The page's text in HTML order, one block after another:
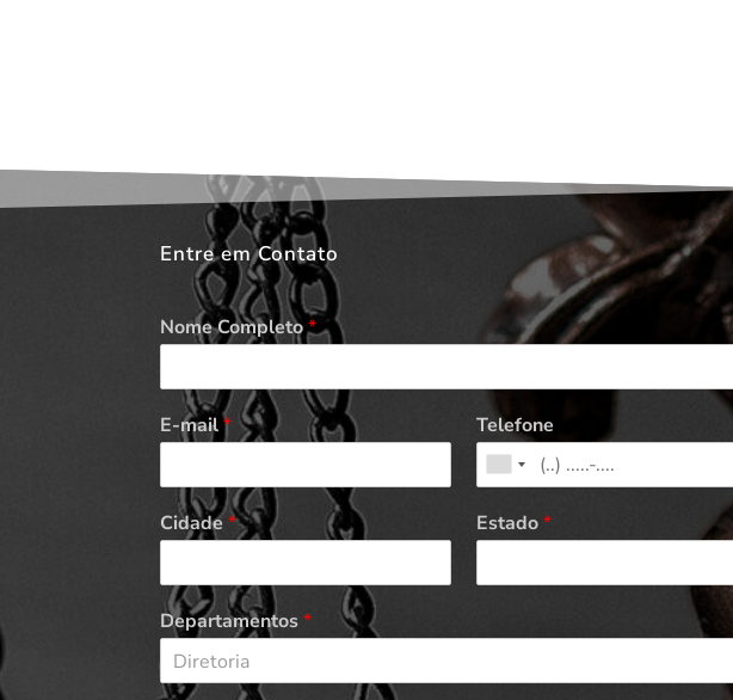
Entre em Contato
Nome Completo*
E-mail* Telefone
Cidade* Estado*
Departamentos*
Diretoria